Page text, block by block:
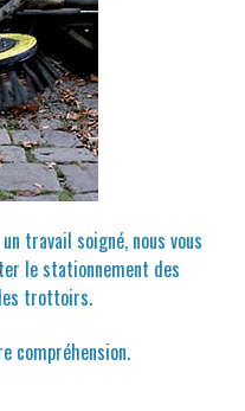
travail soigné, nous vous
le stationnement des
trottoirs.
compréhension.